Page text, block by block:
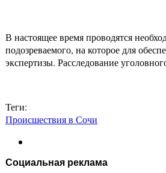
В настоящее время проводятся
подозреваемого, на которое для
экспертизы. Расследование
Теги:
Происшествия в Сочи
Социальная реклама